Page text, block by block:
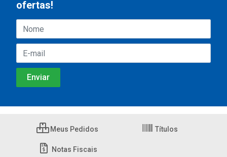
ofertas!
Meus Pedidos Títulos
Notas Fiscais